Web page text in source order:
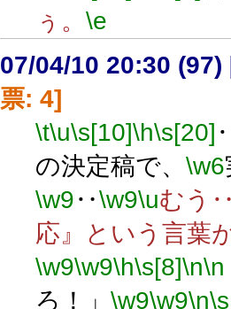
ぅ。 \e
07/04/10 20:30 (97)
票: 4]
\t\u\s[10]\h\s[20]
の決定稿で、 \w6
\w9‥\w9\uむう
応』という言葉
\w9\w9\h\s[8]\n\n
ろ！」 \w9\w9\n